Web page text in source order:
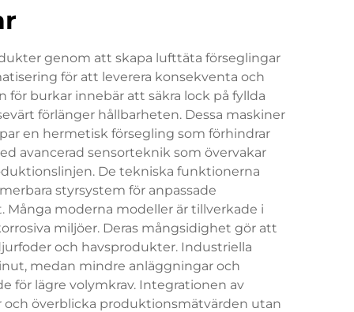
genom att skapa lufttäta förseglingar
för att leverera konsekventa och
burkar innebär att säkra lock på fyllda
förlänger hållbarheten. Dessa maskiner
en hermetisk försegling som förhindrar
avancerad sensorteknik som övervakar
De tekniska funktionerna
styrsystem för anpassade
moderna modeller är tillverkade i
miljöer. Deras mångsidighet gör att
och havsprodukter. Industriella
medan mindre anläggningar och
för lägre volymkrav. Integrationen av
överblicka produktionsmätvärden utan